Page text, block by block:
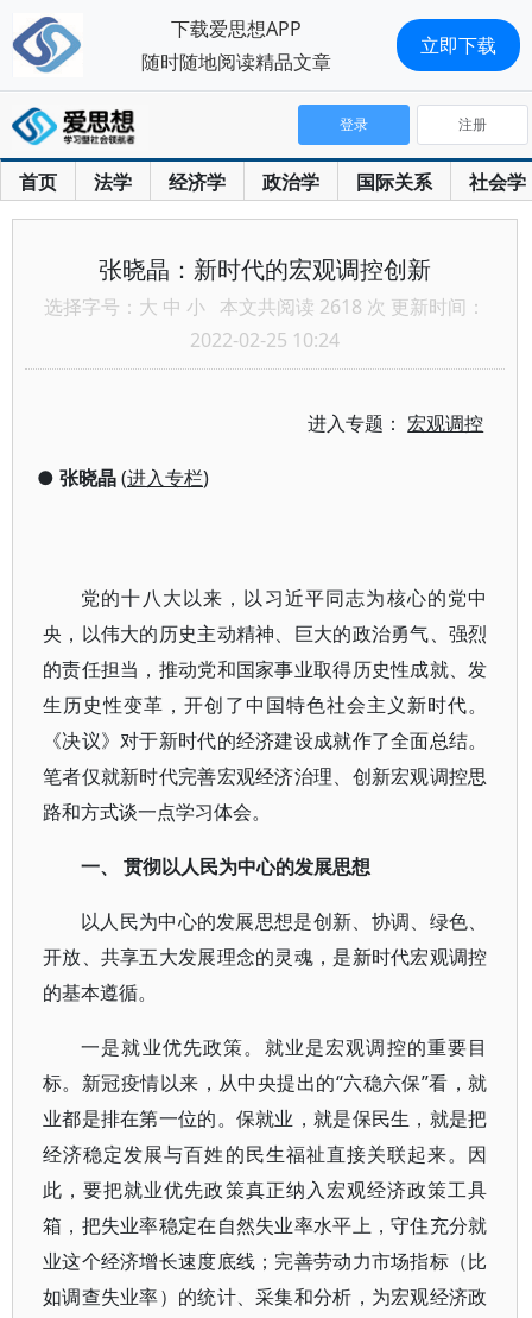
首页 法学 经济学 政治学 国际关系 社会学
登录 注册
张晓晶：新时代的宏观调控创新
选择字号： 大 中 小 本文共阅读 2618 次 更新时间：
2022-02-25 10:24
进入专题：宏观调控
● 张晓晶(进入专栏)
党的十八大以来，以习近平同志为核心的党中
央，以伟大的历史主动精神、巨大的政治勇气、强烈
的责任担当，推动党和国家事业取得历史性成就、发
生历史性变革，开创了中国特色社会主义新时代。
《决议》对于新时代的经济建设成就作了全面总结。
笔者仅就新时代完善宏观经济治理、创新宏观调控思
路和方式谈一点学习体会。
一、 贯彻以人民为中心的发展思想
以人民为中心的发展思想是创新、协调、绿色、
开放、共享五大发展理念的灵魂，是新时代宏观调控
的基本遵循。
一是就业优先政策。就业是宏观调控的重要目
标。新冠疫情以来，从中央提出的“六稳六保”看，就
业都是排在第一位的。保就业，就是保民生，就是把
经济稳定发展与百姓的民生福祉直接关联起来。因
此，要把就业优先政策真正纳入宏观经济政策工具
箱，把失业率稳定在自然失业率水平上，守住充分就
业这个经济增长速度底线；完善劳动力市场指标（比
如调查失业率）的统计、采集和分析，为宏观经济政
下载爱思想APP
随时随地阅读精品文章
立即下载